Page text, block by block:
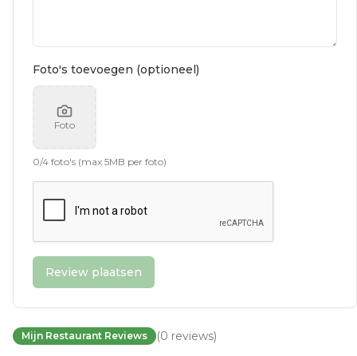
Foto's toevoegen (optioneel)
Foto
0/4 foto's (max 5MB per foto)
Review plaatsen
Mijn Restaurant Reviews (0 reviews)